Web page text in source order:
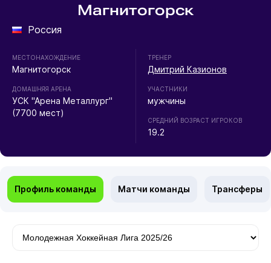
Магнитогорск
Россия
МЕСТОНАХОЖДЕНИЕ
Магнитогорск
ДОМАШНЯЯ АРЕНА
УСК "Арена Металлург"
(7700 мест)
ТРЕНЕР
Дмитрий Казионов
УЧАСТНИКИ
мужчины
СРЕДНИЙ ВОЗРАСТ ИГРОКОВ
19.2
Профиль команды Матчи команды Трансферы